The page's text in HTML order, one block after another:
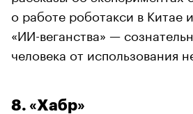
о работе роботакси в Китае
«ИИ-веганства» —
человека от использования
8. «Хабр»